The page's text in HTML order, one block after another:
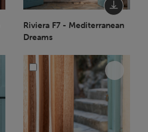
Riviera F7 - Mediterranean
Dreams